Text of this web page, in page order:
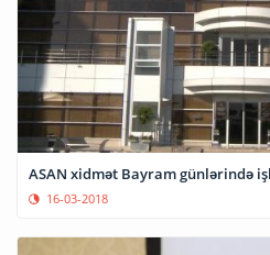
ASAN xidmət Bayram günlərində
16-03-2018